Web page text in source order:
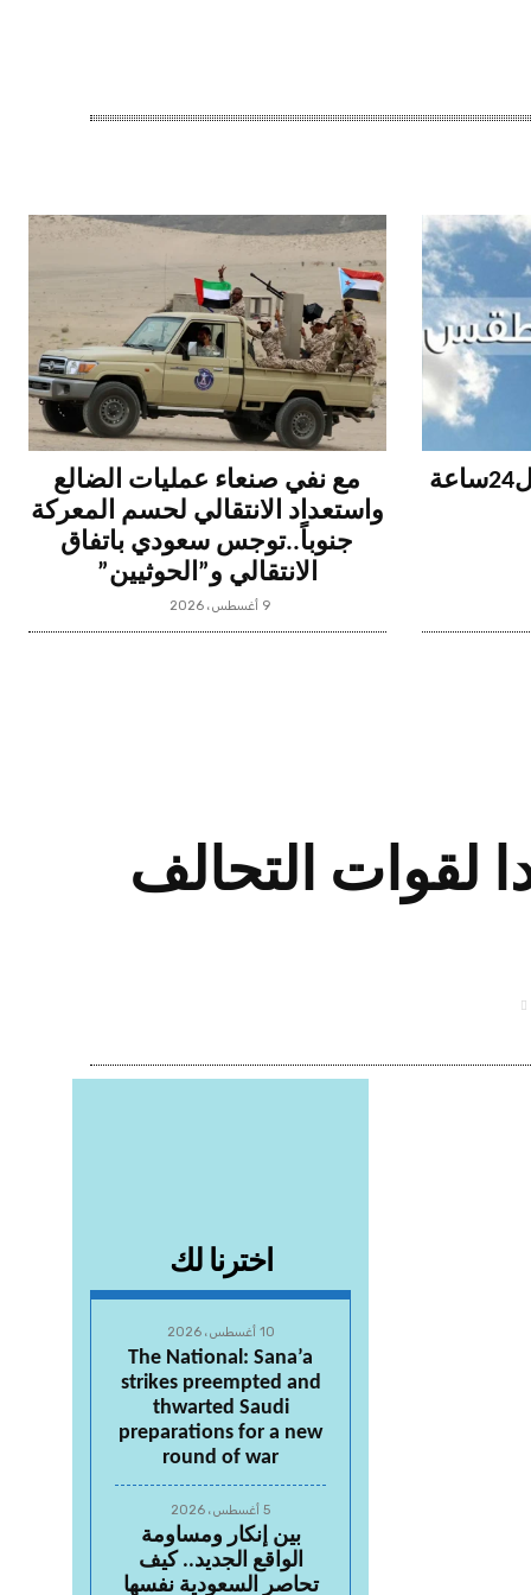
الطقس المتوقع خلال ال24ساعة
مع نفي صنعاء عمليات الضالع
واستعداد الانتقالي لحسم المعركة
جنوباً..توجس سعودي باتفاق
الانتقالي و”الحوثيين”
9 أغسطس، 2026